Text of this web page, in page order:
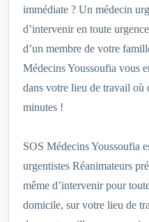
immédiate ? Un médecin
d’intervenir en toute
d’un membre de votre
Médecins Youssoufia vous
dans votre lieu de travail où
minutes !
SOS Médecins Youssoufia
urgentistes Réanimateurs
même d’intervenir pour
domicile, sur votre lieu de